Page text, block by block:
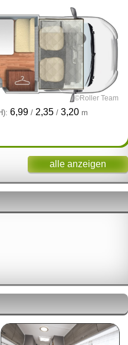
©Roller Team
6,99 /2,35 /3,20 m
alle anzeigen